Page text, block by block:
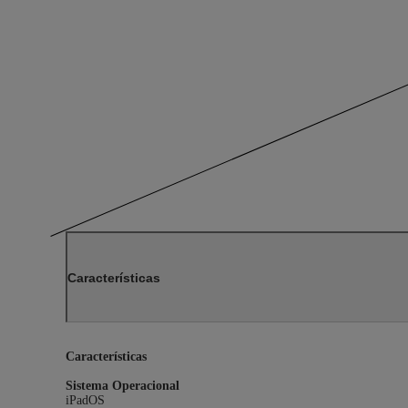
Características
Características
Sistema Operacional
iPadOS